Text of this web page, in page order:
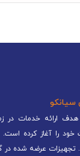
سیانکو
ارائه خدمات در
از سال 1385 فعالیت
عرضه شده در